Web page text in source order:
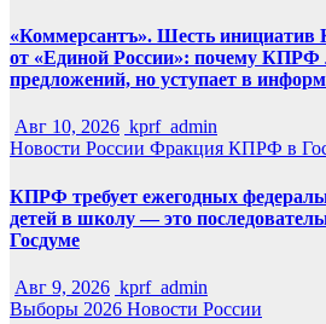
«Коммерсантъ». Шесть
от «Единой России»: почему КПРФ
предложений, но уступает в
Авг 10, 2026 kprf_admin
Новости России Фракция КПРФ в
КПРФ требует ежегодных
детей в школу — это
Госдуме
Авг 9, 2026 kprf_admin
Выборы 2026 Новости России